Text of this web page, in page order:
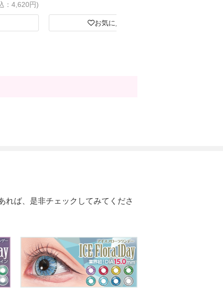
：4,620円)
お気に入り
れば、是非チェックしてみてくださ